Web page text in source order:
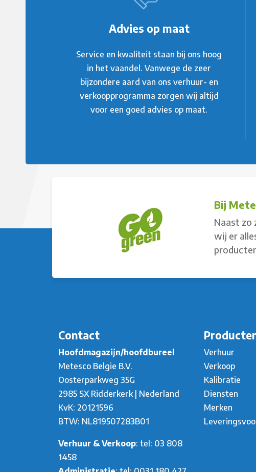
Advies op maat
Service en kwaliteit staan bij ons hoog
in het vaandel. Vanwege de zeer
bijzondere aard van ons verhuur- en
verkoopprogramma zorgen wij altijd
voor een goed advies op maat.
Bij
Naast zo
wij er
Contact
Hoofdmagazijn/hoofdbureel
Metesco Belgie B.V.
Oosterparkweg 35G
2985 SX Ridderkerk | Nederland
KvK: 20121596
BTW: NL819507283B01
Verhuur & Verkoop: tel: 03 808
1458
Verhuur
Verkoop
Kalibratie
Diensten
Merken